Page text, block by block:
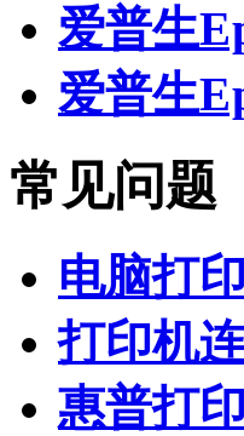
爱普生
爱普生
常见问题
电脑打
打印机
惠普打